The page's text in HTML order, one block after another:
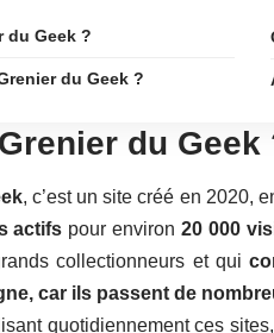
du Geek ?
du Geek ?
du Geek
, c’est un site créé en 2020,
actifs pour environ 20 000
collectionneurs et qui
car ils passent de
quotidiennement ces